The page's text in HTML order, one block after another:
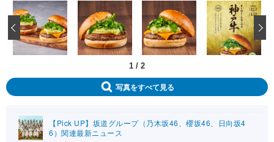
1 / 2
‹
写真をすべて見る
【Pick UP】坂道グループ（乃木坂46、櫻坂46、日向坂4
6）関連最新ニュース